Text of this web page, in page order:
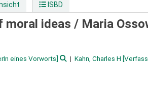
ISBD
moral ideas / Maria
eines Vorworts] Kahn, Charles H